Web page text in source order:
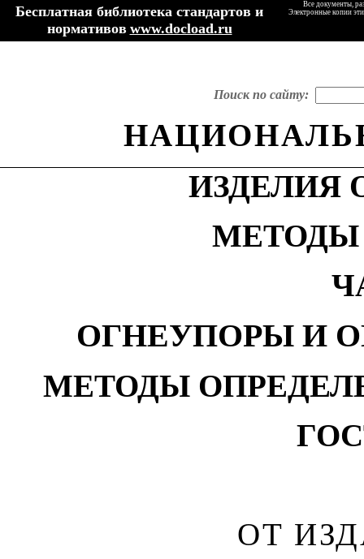
Бесплатная библиотека стандартов и
нормативов www.docload.ru
Все документы,
Электронные копии
Поиск по сайту:
ИЗДЕЛИЯ
ОГНЕУПОРЫ И
МЕТОДЫ
ОТ